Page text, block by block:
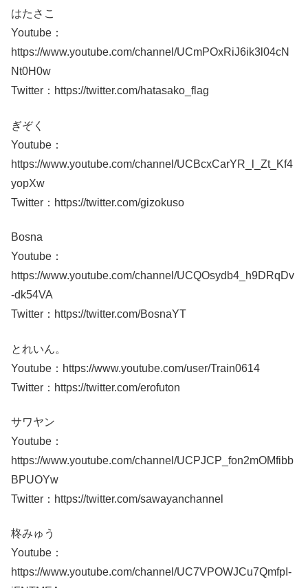
はたさこ
Youtube：
https://www.youtube.com/channel/UCmPOxRiJ6ik3l04cN
Nt0H0w
Twitter：https://twitter.com/hatasako_flag
ぎぞく
Youtube：
https://www.youtube.com/channel/UCBcxCarYR_l_Zt_Kf4
yopXw
Twitter：https://twitter.com/gizokuso
Bosna
Youtube：
https://www.youtube.com/channel/UCQOsydb4_h9DRqDv
-dk54VA
Twitter：https://twitter.com/BosnaYT
とれいん。
Youtube：https://www.youtube.com/user/Train0614
Twitter：https://twitter.com/erofuton
サワヤン
Youtube：
https://www.youtube.com/channel/UCPJCP_fon2mOMfibb
BPUOYw
Twitter：https://twitter.com/sawayanchannel
柊みゅう
Youtube：
https://www.youtube.com/channel/UC7VPOWJCu7QmfpI-